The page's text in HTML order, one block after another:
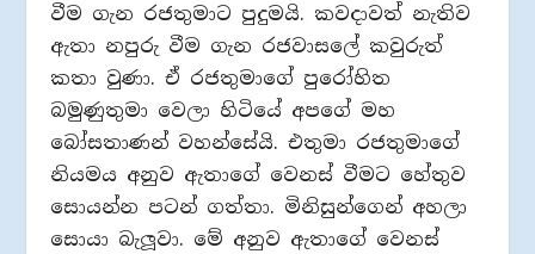
වීම ගැන රජතුමාට පුදුමයි. කවදාවත් නැතිව
ඇතා නපුරු වීම ගැන රජවාසලේ කවුරුත්
කතා වුණා. ඒ රජතුමාගේ පුරෝහිත
බමුණුතුමා වෙලා හිටියේ අපගේ මහ
බෝසතාණන් වහන්සේයි. එතුමා රජතුමාගේ
නියමය අනුව ඇතාගේ වෙනස් වීමට හේතුව
සොයන්න පටන් ගත්තා. මිනිසුන්ගෙන් අහලා
සොයා බැලූවා. මේ අනුව ඇතාගේ වෙනස්